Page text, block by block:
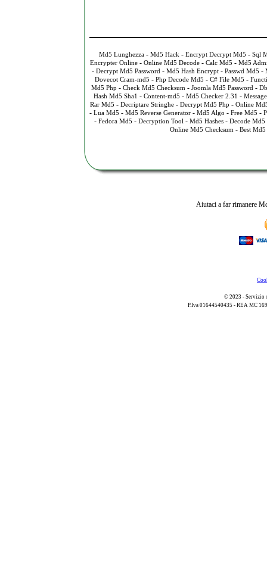
Md5 Lunghezza - Md5 Hack - Encrypt Decrypt Md5 - Sql
Encrypter Online - Online Md5 Decode - Calc Md5 - Md5
- Decrypt Md5 Password - Md5 Hash Encrypt - Passwd Md5 -
Dovecot Cram-md5 - Php Decode Md5 - C# File Md5 -
Md5 Php - Check Md5 Checksum - Joomla Md5 Password -
Hash Md5 Sha1 - Content-md5 - Md5 Checker 2.31 -
Rar Md5 - Decriptare Stringhe- Decrypt Md5 Php - Online
- Lua Md5 - Md5 Reverse Generator- Md5 Algo - Free Md5 -
- Fedora Md5 - Decryption Tool - Md5 Hashes- Decode Md5
Online Md5 Checksum - Best
Aiutaci a far rimanere
© 2023 - Servizio
P.Iva 01644540435 - REA MC